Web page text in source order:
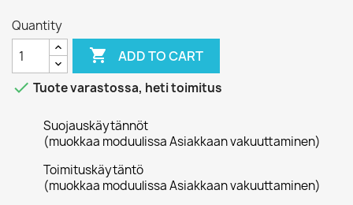
Quantity
 ADD TO CART
 Tuote varastossa, heti toimitus
Suojauskäytännöt
(muokkaa moduulissa Asiakkaan vakuuttaminen)
Toimituskäytäntö
(muokkaa moduulissa Asiakkaan vakuuttaminen)